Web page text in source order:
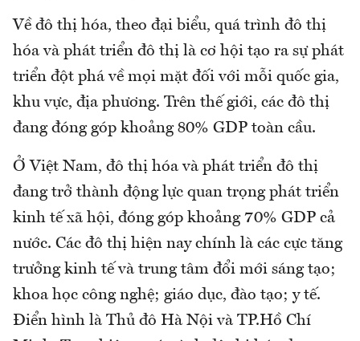
Về đô thị hóa, theo đại biểu, quá trình đô thị
hóa và phát triển đô thị là cơ hội tạo ra sự phát
triển đột phá về mọi mặt đối với mỗi quốc gia,
khu vực, địa phương. Trên thế giới, các đô thị
đang đóng góp khoảng 80% GDP toàn cầu.
Ở Việt Nam, đô thị hóa và phát triển đô thị
đang trở thành động lực quan trọng phát triển
kinh tế xã hội, đóng góp khoảng 70% GDP cả
nước. Các đô thị hiện nay chính là các cực tăng
trưởng kinh tế và trung tâm đổi mới sáng tạo;
khoa học công nghệ; giáo dục, đào tạo; y tế.
Điển hình là Thủ đô Hà Nội và TP.Hồ Chí